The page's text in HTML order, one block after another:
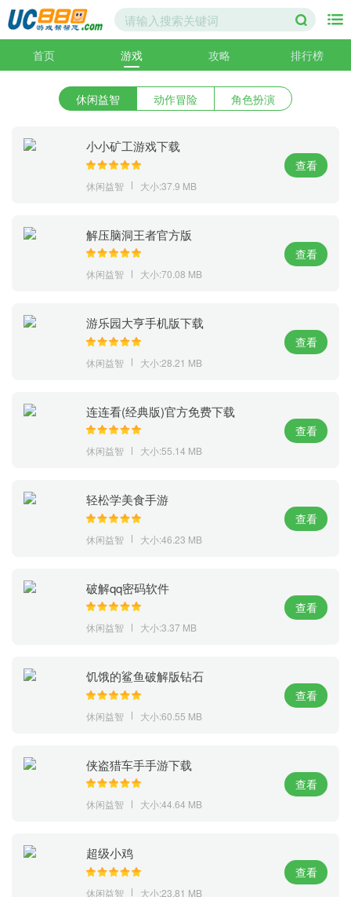
首页 游戏 攻略 排行榜
休闲益智 动作冒险 角色扮演
小小矿工游戏下载
休闲益智 大小:37.9 MB
查看
解压脑洞王者官方版
休闲益智 大小:70.08 MB
查看
游乐园大亨手机版下载
休闲益智 大小:28.21 MB
查看
连连看(经典版)官方免费下载
休闲益智 大小:55.14 MB
查看
轻松学美食手游
休闲益智 大小:46.23 MB
查看
破解qq密码软件
休闲益智 大小:3.37 MB
查看
饥饿的鲨鱼破解版钻石
休闲益智 大小:60.55 MB
查看
侠盗猎车手手游下载
休闲益智 大小:44.64 MB
查看
超级小鸡
休闲益智 大小:23.81 MB
查看